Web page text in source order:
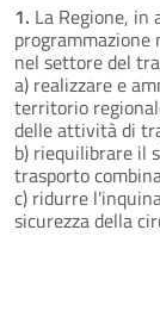
1. La Regione,
nel settore del
a) realizzare e
territorio
delle attività di
b) riequilibrare il
trasporto
c) ridurre
sicurezza della